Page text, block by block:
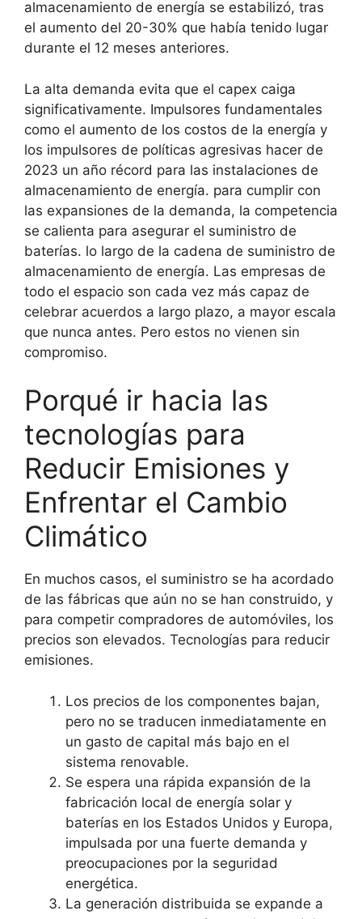
almacenamiento de energía se estabilizó, tras
el aumento del 20-30% que había tenido lugar
durante el 12 meses anteriores.
La alta demanda evita que el capex caiga
significativamente. Impulsores fundamentales
como el aumento de los costos de la energía y
los impulsores de políticas agresivas hacer de
2023 un año récord para las instalaciones de
almacenamiento de energía. para cumplir con
las expansiones de la demanda, la competencia
se calienta para asegurar el suministro de
baterías. lo largo de la cadena de suministro de
almacenamiento de energía. Las empresas de
todo el espacio son cada vez más capaz de
celebrar acuerdos a largo plazo, a mayor escala
que nunca antes. Pero estos no vienen sin
compromiso.
Porqué ir hacia las
tecnologías para
Reducir Emisiones y
Enfrentar el Cambio
Climático
En muchos casos, el suministro se ha acordado
de las fábricas que aún no se han construido, y
para competir compradores de automóviles, los
precios son elevados. Tecnologías para reducir
emisiones.
Los precios de los componentes bajan,
pero no se traducen inmediatamente en
un gasto de capital más bajo en el
sistema renovable.
Se espera una rápida expansión de la
fabricación local de energía solar y
baterías en los Estados Unidos y Europa,
impulsada por una fuerte demanda y
preocupaciones por la seguridad
energética.
La generación distribuida se expande a